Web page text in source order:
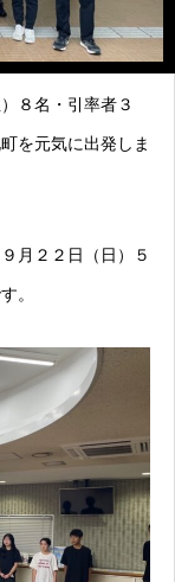
８名・引率者３
を元気に出発しま
月２２日（日）５
。